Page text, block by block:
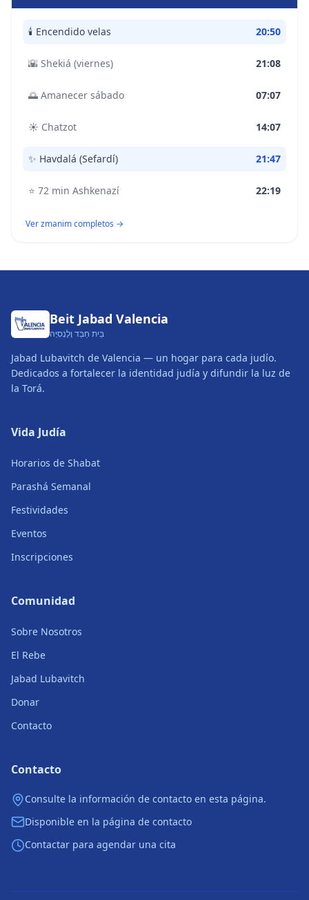
🕯️ Encendido velas 20:50
🌇 Shekiá (viernes) 21:08
🌅 Amanecer sábado 07:07
☀️ Chatzot 14:07
✨ Havdalá (Sefardí) 21:47
⭐ 72 min Ashkenazí 22:19
Ver zmanim completos →
Beit Jabad Valencia
בֵּית חַבַּד וָלֶנְסִיָּה
Jabad Lubavitch de Valencia — un hogar para cada judío.
Dedicados a fortalecer la identidad judía y difundir la luz de
la Torá.
Vida Judía
Horarios de Shabat
Parashá Semanal
Festividades
Eventos
Inscripciones
Comunidad
Sobre Nosotros
El Rebe
Jabad Lubavitch
Donar
Contacto
Contacto
Consulte la información de contacto en esta página.
Disponible en la página de contacto
Contactar para agendar una cita